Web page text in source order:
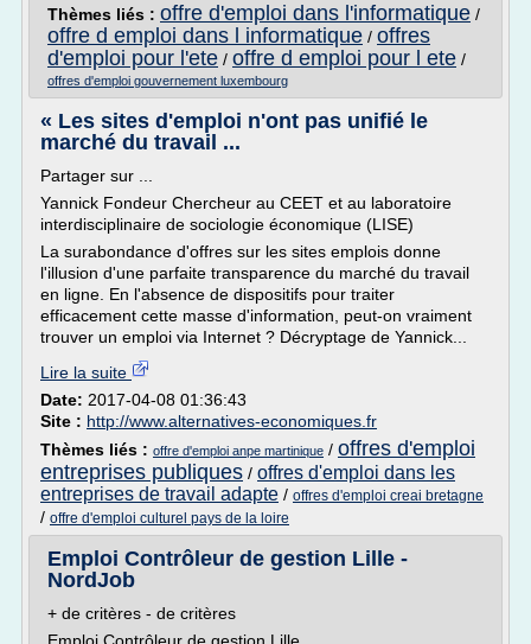
Thèmes liés : offre d'emploi dans l'informatique /
offre d emploi dans l informatique / offres
d'emploi pour l'ete / offre d emploi pour l ete /
offres d'emploi gouvernement luxembourg
« Les sites d'emploi n'ont pas unifié le
marché du travail ...
Partager sur ...
Yannick Fondeur Chercheur au CEET et au laboratoire
interdisciplinaire de sociologie économique (LISE)
La surabondance d'offres sur les sites emplois donne
l'illusion d'une parfaite transparence du marché du travail
en ligne. En l'absence de dispositifs pour traiter
efficacement cette masse d'information, peut-on vraiment
trouver un emploi via Internet ? Décryptage de Yannick...
Lire la suite
Date: 2017-04-08 01:36:43
Site : http://www.alternatives-economiques.fr
Thèmes liés : offre d'emploi anpe martinique / offres d'emploi
entreprises publiques / offres d'emploi dans les
entreprises de travail adapte / offres d'emploi creai bretagne
/ offre d'emploi culturel pays de la loire
Emploi Contrôleur de gestion Lille -
NordJob
+ de critères - de critères